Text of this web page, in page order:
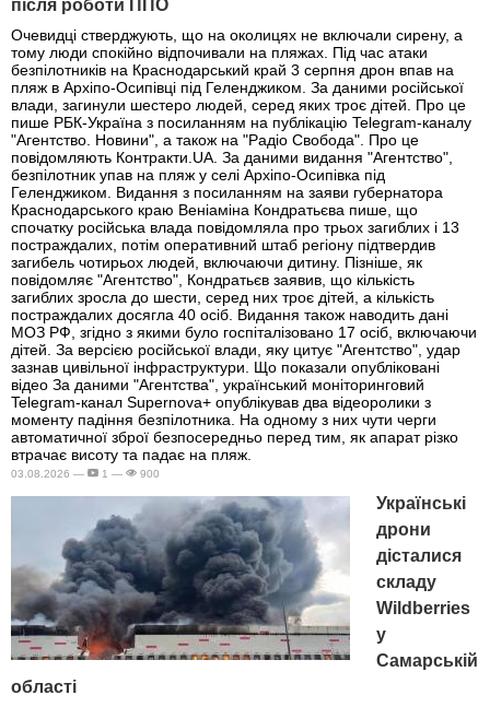
після роботи ППО
Очевидці стверджують, що на околицях не включали сирену, а
тому люди спокійно відпочивали на пляжах. Під час атаки
безпілотників на Краснодарський край 3 серпня дрон впав на
пляж в Архіпо-Осипівці під Геленджиком. За даними російської
влади, загинули шестеро людей, серед яких троє дітей. Про це
пише РБК-Україна з посиланням на публікацію Telegram-каналу
"Агентство. Новини", а також на "Радіо Свобода". Про це
повідомляють Контракти.UA. За даними видання "Агентство",
безпілотник упав на пляж у селі Архіпо-Осипівка під
Геленджиком. Видання з посиланням на заяви губернатора
Краснодарського краю Веніаміна Кондратьєва пише, що
спочатку російська влада повідомляла про трьох загиблих і 13
постраждалих, потім оперативний штаб регіону підтвердив
загибель чотирьох людей, включаючи дитину. Пізніше, як
повідомляє "Агентство", Кондратьєв заявив, що кількість
загиблих зросла до шести, серед них троє дітей, а кількість
постраждалих досягла 40 осіб. Видання також наводить дані
МОЗ РФ, згідно з якими було госпіталізовано 17 осіб, включаючи
дітей. За версією російської влади, яку цитує "Агентство", удар
зазнав цивільної інфраструктури. Що показали опубліковані
відео За даними "Агентства", український моніторинговий
Telegram-канал Supernova+ опублікував два відеоролики з
моменту падіння безпілотника. На одному з них чути черги
автоматичної зброї безпосередньо перед тим, як апарат різко
втрачає висоту та падає на пляж.
03.08.2026 — 1 — 900
Українські
дрони
дісталися
складу
Wildberries
у
Самарській
області